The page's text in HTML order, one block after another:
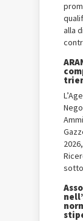
alla